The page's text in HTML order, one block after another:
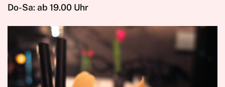
Do-Sa: ab 19.00 Uhr